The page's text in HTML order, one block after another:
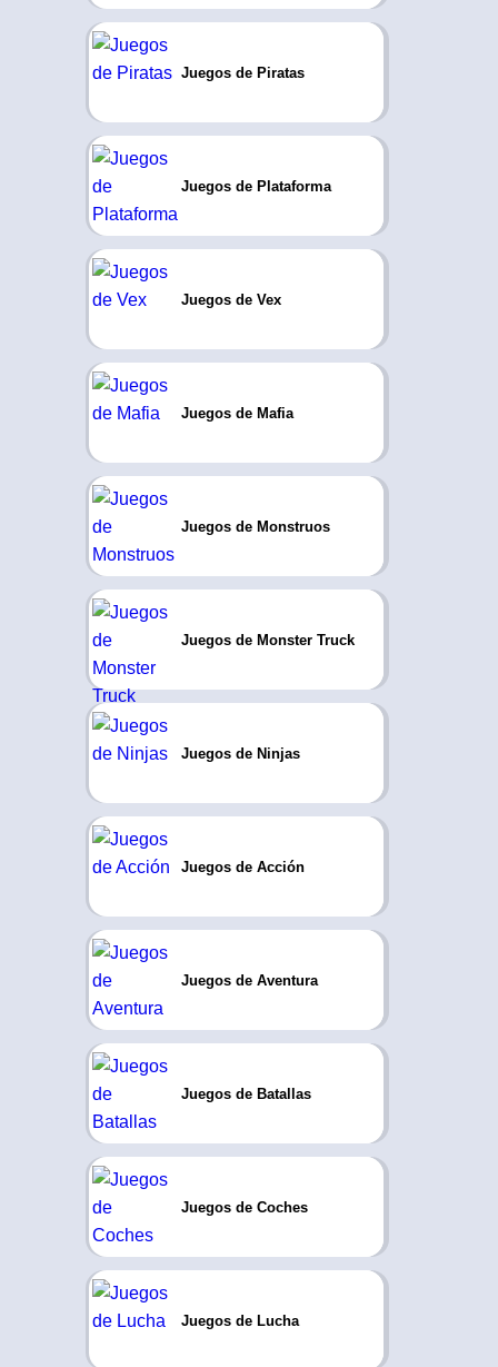
Juegos de Piratas
Juegos de Plataforma
Juegos de Vex
Juegos de Mafia
Juegos de Monstruos
Juegos de Monster Truck
Juegos de Ninjas
Juegos de Acción
Juegos de Aventura
Juegos de Batallas
Juegos de Coches
Juegos de Lucha